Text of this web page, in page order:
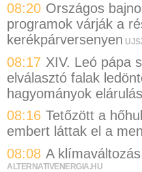
08:20 Országos
programok várják a
kerékpárversenyen
08:17 XIV. Leó pápa
elválasztó falak
hagyományok
08:16 Tetőzött a
embert láttak el a
08:08 A
ALTERNATIVENERGIA.HU